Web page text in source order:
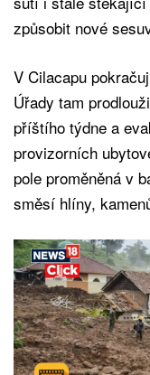
způsobit nové
V Cilacapu
Úřady tam
příštího týdne a
provizorních
pole proměněná v
směsí hlíny,